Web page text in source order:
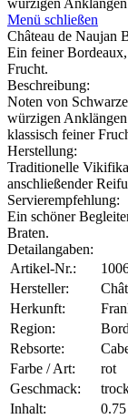
Menü schließen
Château de Naujan
Ein feiner
Frucht.
Beschreibung:
Noten von
würzigen
klassisch feiner
Herstellung:
Traditionelle
anschließender
Servierempfehlung:
Ein schöner
Braten.
Detailangaben:
Artikel-Nr.:
Hersteller:
Herkunft:
Region:
Rebsorte:
Farbe / Art:
rot
Geschmack:
Inhalt: